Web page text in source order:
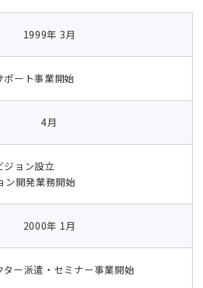
1999年 3月
ート事業開始
4月
ジョン設立
ン開発業務開始
2000年 1月
ー派遣・セミナー事業開始